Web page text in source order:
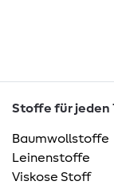
Stoffe für jeden
Baumwollstoffe
Leinenstoffe
Viskose Stoff